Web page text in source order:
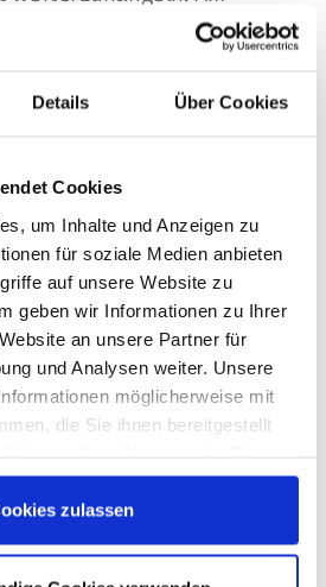
Details Über Cookies
Cookies
um Inhalte und Anzeigen zu
für soziale Medien anbieten
auf unsere Website zu
geben wir Informationen zu Ihrer
an unsere Partner für
und Analysen weiter. Unsere
möglicherweise mit
die Sie ihnen bereitgestellt
geben Einwilligung zu unseren
Webseite weiterhin nutzen.
zulassen
ich, es geht alles nur
da habe ich angefangen
etwa für eine Endzeit
habe gemerkt, dass es
weiter Gas zu gebe
einem besonderen
besonderen Erfahrung
erzählen?
zusammen am
den Sonnenuntergang
haben. Da haben
krass – wir dürfen einfach
auch unter anderem
durch die EGT. Ein